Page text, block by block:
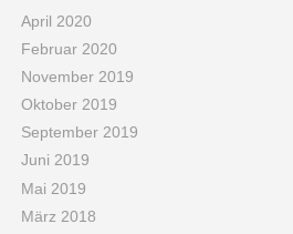
April 2020
Februar 2020
November 2019
Oktober 2019
September 2019
Juni 2019
Mai 2019
März 2018